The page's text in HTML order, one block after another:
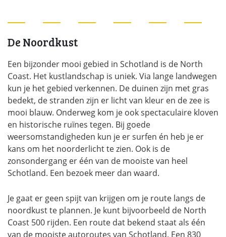
De Noordkust
Een bijzonder mooi gebied in Schotland is de North
Coast. Het kustlandschap is uniek. Via lange landwegen
kun je het gebied verkennen. De duinen zijn met gras
bedekt, de stranden zijn er licht van kleur en de zee is
mooi blauw. Onderweg kom je ook spectaculaire kloven
en historische ruïnes tegen. Bij goede
weersomstandigheden kun je er surfen én heb je er
kans om het noorderlicht te zien. Ook is de
zonsondergang er één van de mooiste van heel
Schotland. Een bezoek meer dan waard.
Je gaat er geen spijt van krijgen om je route langs de
noordkust te plannen. Je kunt bijvoorbeeld de North
Coast 500 rijden. Een route dat bekend staat als één
van de mooiste autoroutes van Schotland. Een 830